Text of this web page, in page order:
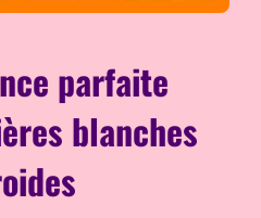
parfaite
blanches